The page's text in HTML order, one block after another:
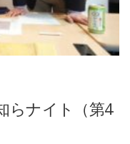
らナイト（第4